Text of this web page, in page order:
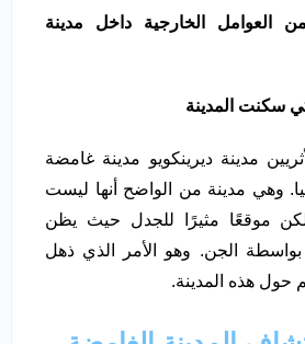
العوامل الخارجية داخل مدينة
مدينة ديرينكويو مدينة غامضة
وهي مدينة من الواضح أنها ليست
موقعًا مثيرًا للجدل حيث يظن
الجن. وهو الأمر الذي ذهل
حول هذه المدينة.